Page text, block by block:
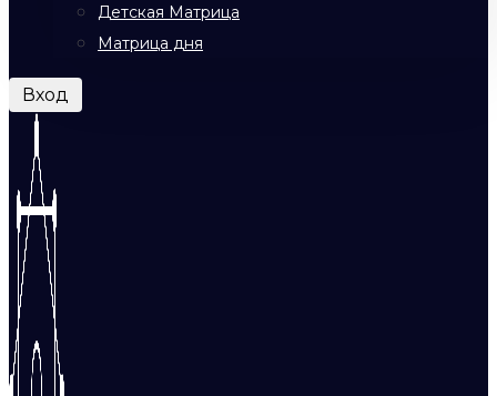
Детская Матрица
Матрица дня
Вход